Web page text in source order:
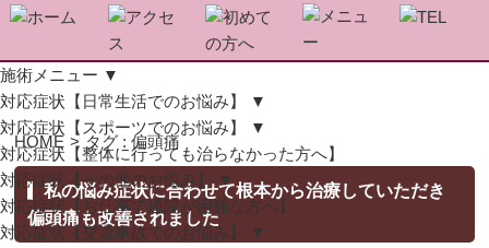
施術メニュー ▼
対応症状【日常生活でのお悩み】
▼
対応症状【スポーツでのお悩み】
▼
対応症状【整体に行っても治らなかった方へ】
対応症状【その他のお悩み】 ▼
対応症状【お仕事で通院が困難な方へ】
対応症状【交通事故でのお悩み】
▼
HOME > タグ : 偏頭痛
私の悩み症状に合わせて根本から治療していただき
偏頭痛も改善されました